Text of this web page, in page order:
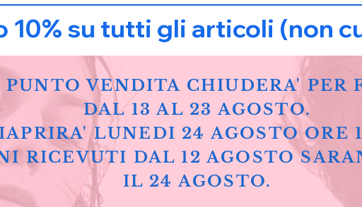
10% su tutti gli articoli (non
VENDITA CHIUDERA' PER
DAL 13 AL 23 AGOSTO.
LUNEDI 24 AGOSTO ORE
RICEVUTI DAL 12 AGOSTO
IL 24 AGOSTO.